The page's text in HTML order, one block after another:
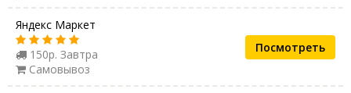
Яндекс Маркет
150р. Завтра
Самовывоз
Посмотреть